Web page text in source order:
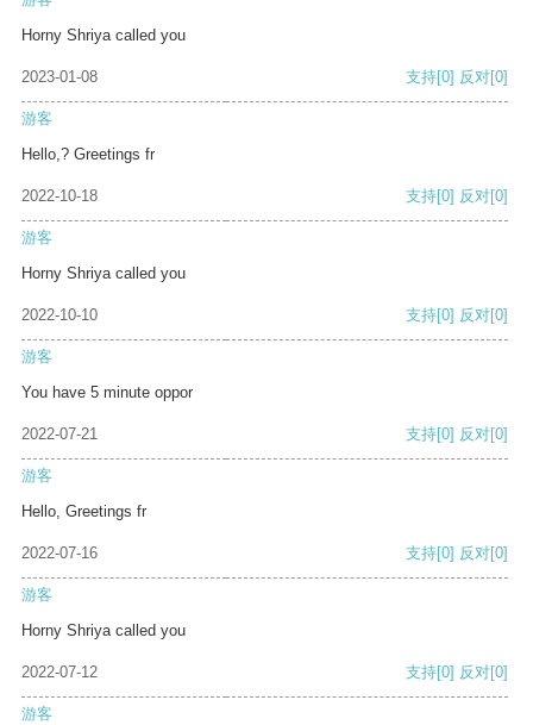
Horny Shriya called you
2023-01-08 支持[0] 反对[0]
游客
Hello,? Greetings fr
2022-10-18 支持[0] 反对[0]
游客
Horny Shriya called you
2022-10-10 支持[0] 反对[0]
游客
You have 5 minute oppor
2022-07-21 支持[0] 反对[0]
游客
Hello, Greetings fr
2022-07-16 支持[0] 反对[0]
游客
Horny Shriya called you
2022-07-12 支持[0] 反对[0]
游客